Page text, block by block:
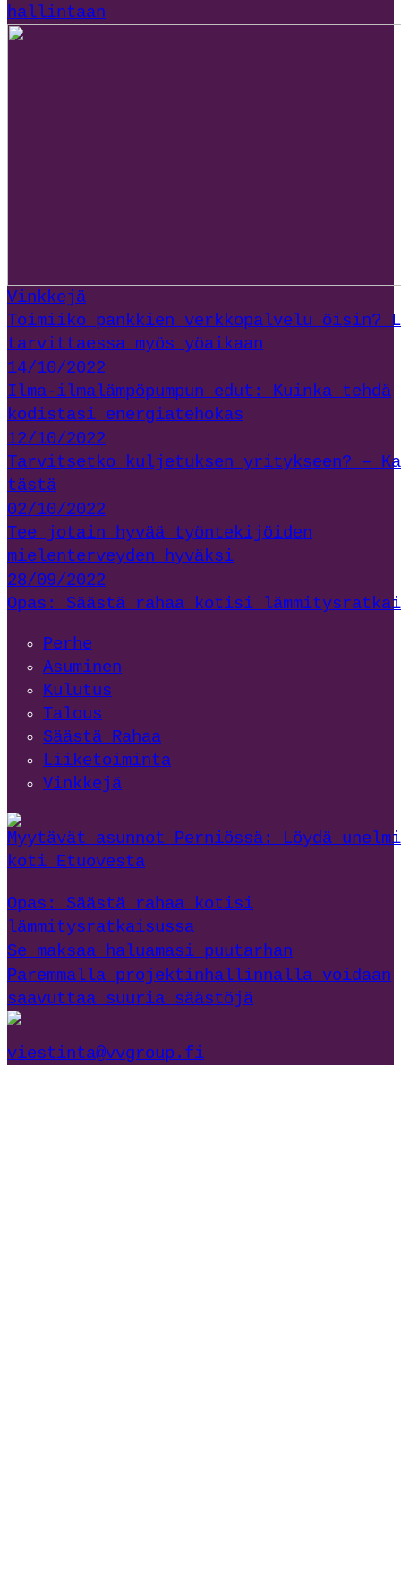
hallintaan
Vinkkejä
Toimiiko pankkien verkkopalvelu öisin?
tarvittaessa myös yöaikaan
14/10/2022
Ilma-ilmalämpöpumpun edut: Kuinka tehdä
kodistasi energiatehokas
12/10/2022
Tarvitsetko kuljetuksen yritykseen? –
tästä
02/10/2022
Tee jotain hyvää työntekijöiden
mielenterveyden hyväksi
28/09/2022
Opas: Säästä rahaa kotisi
Perhe
Asuminen
Kulutus
Talous
Säästä Rahaa
Liiketoiminta
Vinkkejä
Myytävät asunnot Perniössä: Löydä
koti Etuovesta
Opas: Säästä rahaa kotisi
lämmitysratkaisussa
Se maksaa haluamasi puutarhan
Paremmalla projektinhallinnalla voidaan
saavuttaa suuria säästöjä
viestinta@vvgroup.fi